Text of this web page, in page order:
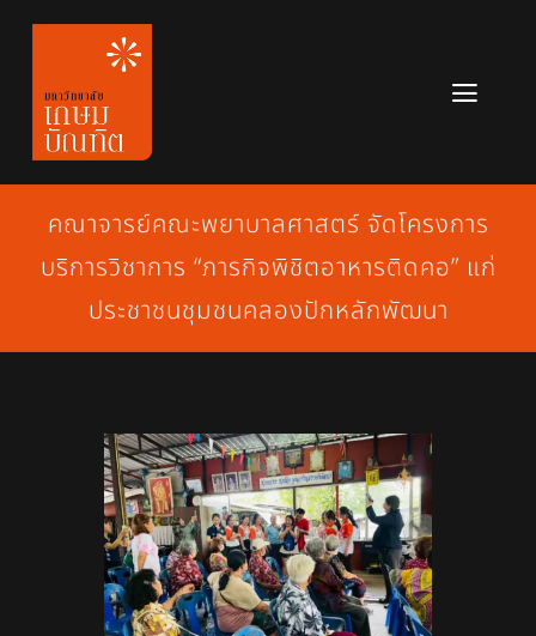
Skip
content
หลักสูตร
ข่าวสาร
เกี่ยวกับมหาวิทยาลัย
สมัครเรียน
คณาจารย์คณะพยาบาลศาสตร์ จัดโครงการ
บริการวิชาการ “ภารกิจพิชิตอาหารติดคอ” แก่
ประชาชนชุมชนคลองปักหลักพัฒนา